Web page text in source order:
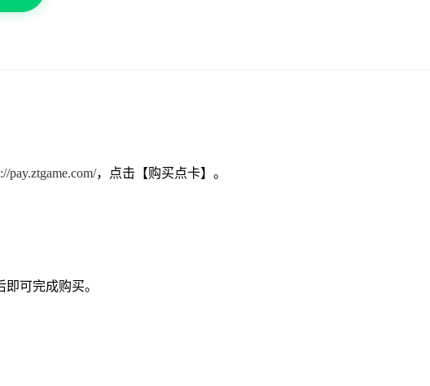
pay.ztgame.com/，点击【购买点卡】。
可完成购买。